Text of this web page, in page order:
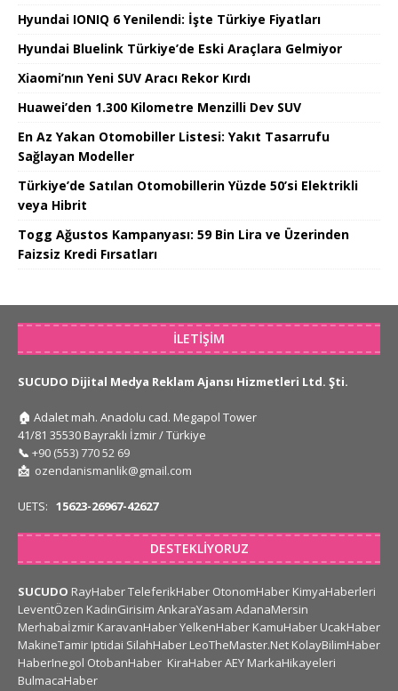
Hyundai IONIQ 6 Yenilendi: İşte Türkiye Fiyatları
Hyundai Bluelink Türkiye’de Eski Araçlara Gelmiyor
Xiaomi’nın Yeni SUV Aracı Rekor Kırdı
Huawei’den 1.300 Kilometre Menzilli Dev SUV
En Az Yakan Otomobiller Listesi: Yakıt Tasarrufu
Sağlayan Modeller
Türkiye’de Satılan Otomobillerin Yüzde 50’si Elektrikli
veya Hibrit
Togg Ağustos Kampanyası: 59 Bin Lira ve Üzerinden
Faizsiz Kredi Fırsatları
İLETIŞIM
SUCUDO Dijital Medya Reklam Ajansı Hizmetleri Ltd. Şti.
🏠 Adalet mah. Anadolu cad. Megapol Tower
41/81 35530 Bayraklı İzmir / Türkiye
📞 +90 (553) 770 52 69
📩 ozendanismanlik@gmail.com
UETS: 15623-26967-42627
DESTEKLIYORUZ
SUCUDO RayHaberTeleferikHaber OtonomHaber KimyaHaberleri
LeventÖzen KadinGirisim AnkaraYasam AdanaMersin
Merhabaİzmir KaravanHaberYelkenHaber KamuHaber UcakHaber
MakineTamir Iptidai SilahHaber LeoTheMaster.Net KolayBilimHaber
HaberInegol OtobanHaber KiraHaberAEY MarkaHikayeleri
BulmacaHaber